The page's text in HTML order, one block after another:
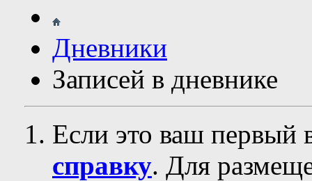
Дневники
Записей в дневнике
Если это ваш первый
справку. Для